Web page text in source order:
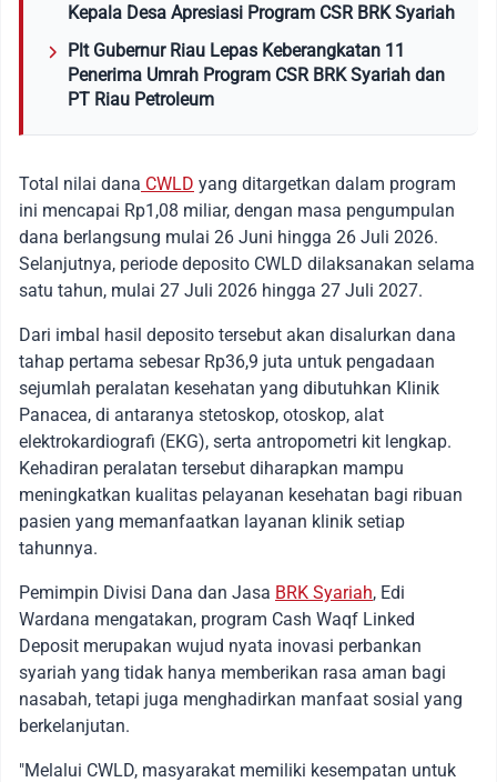
Kepala Desa Apresiasi Program CSR BRK Syariah
Plt Gubernur Riau Lepas Keberangkatan 11
Penerima Umrah Program CSR BRK Syariah dan
PT Riau Petroleum
Total nilai dana CWLD yang ditargetkan dalam program
ini mencapai Rp1,08 miliar, dengan masa pengumpulan
dana berlangsung mulai 26 Juni hingga 26 Juli 2026.
Selanjutnya, periode deposito CWLD dilaksanakan selama
satu tahun, mulai 27 Juli 2026 hingga 27 Juli 2027.
Dari imbal hasil deposito tersebut akan disalurkan dana
tahap pertama sebesar Rp36,9 juta untuk pengadaan
sejumlah peralatan kesehatan yang dibutuhkan Klinik
Panacea, di antaranya stetoskop, otoskop, alat
elektrokardiografi (EKG), serta antropometri kit lengkap.
Kehadiran peralatan tersebut diharapkan mampu
meningkatkan kualitas pelayanan kesehatan bagi ribuan
pasien yang memanfaatkan layanan klinik setiap
tahunnya.
Pemimpin Divisi Dana dan Jasa BRK Syariah, Edi
Wardana mengatakan, program Cash Waqf Linked
Deposit merupakan wujud nyata inovasi perbankan
syariah yang tidak hanya memberikan rasa aman bagi
nasabah, tetapi juga menghadirkan manfaat sosial yang
berkelanjutan.
"Melalui CWLD, masyarakat memiliki kesempatan untuk